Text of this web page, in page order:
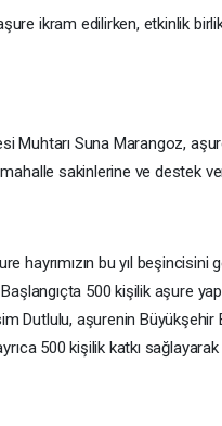
ikram edilirken, etkinlik
Muhtarı Suna Marangoz,
sakinlerine ve destek
hayrımızın bu yıl beşincisini
500 kişilik aşure
Dutlulu, aşurenin
500 kişilik katkı